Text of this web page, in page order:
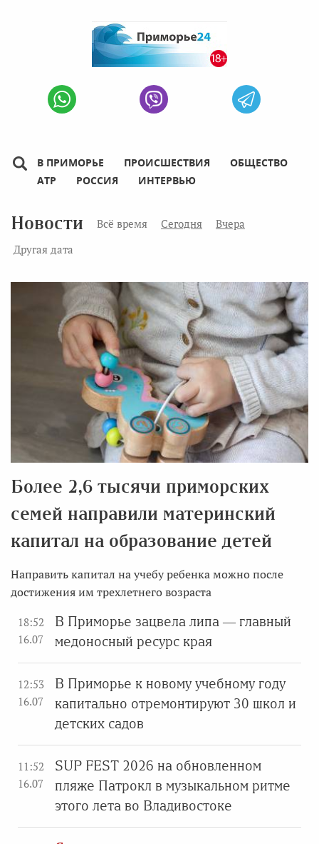
В ПРИМОРЬЕ ПРОИСШЕСТВИЯ
ОБЩЕСТВО
АТР
РОССИЯ ИНТЕРВЬЮ
Новости Всё время Сегодня
Вчера
Другая дата
Более 2,6 тысячи приморских
семей направили материнский
капитал на образование детей
Направить капитал на учебу ребенка можно после
достижения им трехлетнего возраста
18:52
16.07
В Приморье зацвела липа — главный
медоносный ресурс края
12:53
16.07
В Приморье к новому учебному году
капитально отремонтируют 30 школ и
детских садов
11:52
16.07
SUP FEST 2026 на обновленном
пляже Патрокл в музыкальном ритме
этого лета во Владивостоке